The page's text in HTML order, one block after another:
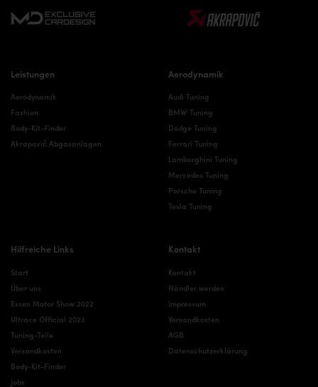
Leistungen
Aerodynamik
Fashion
Body-Kit-Finder
Akrapovič Abgasanlagen
Aerodynamik
Audi Tuning
BMW Tuning
Dodge Tuning
Ferrari Tuning
Lamborghini Tuning
Mercedes Tuning
Porsche Tuning
Tesla Tuning
Hilfreiche Links
Start
Über uns
Essen Motor Show 2022
Ultrace Official 2023
Tuning-Teile
Versandkosten
Body-Kit-Finder
Jobs
Kontakt
Kontakt
Händler werden
Impressum
Versandkosten
AGB
Datenschutzerklärung